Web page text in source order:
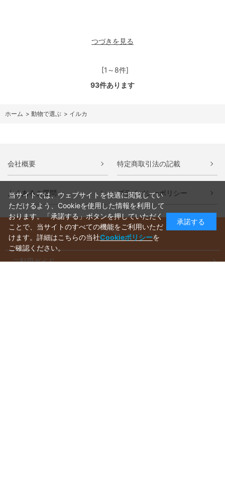
つづきを見る
[1～8件]
93件あります
ホーム > 動物で選ぶ > イルカ
会社概要 特定商取引法の記載
よくあるご質問 プライバシーポリシー
ご利用ガイド
当サイトでは、ウェブサイトを快適に閲覧してい
ただけるよう、Cookieを使用した情報を利用して
おります。「承諾する」ボタンを押していただく
ことで、当サイトのすべての機能をご利用いただ
けます。詳細はこちらの当社Cookieポリシーを
ご確認ください。
承諾する